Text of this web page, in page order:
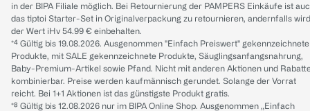
in der BIPA Filiale möglich. Bei Retournierung der PAMPERS Einkäufe ist
das tiptoi Starter-Set in Originalverpackung zu retournieren, andernfalls wird
der Wert iHv 54.99 € einbehalten.
*⁴ Gültig bis 19.08.2026. Ausgenommen "Einfach Preiswert" gekennzeichnete
Produkte, mit SALE gekennzeichnete Produkte, Säuglingsanfangsnahrung,
Baby-Premium-Artikel sowie Pfand. Nicht mit anderen Aktionen und
kombinierbar. Preise werden kaufmännisch gerundet. Solange der Vorrat
reicht. Bei 1+1 Aktionen ist das günstigste Produkt gratis.
*⁸ Gültig bis 12.08.2026 nur im BIPA Online Shop. Ausgenommen „Einfach